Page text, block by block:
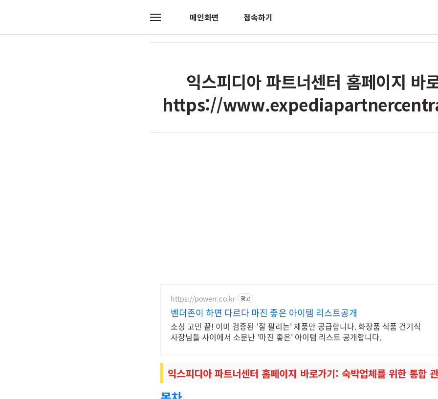
메인화면 접속하기
메
익스피디아 파트너센터 홈페이지 바
https://
https://powerr.co.kr 광고
벤더존이 하면 다르다 마진 좋은 아이템 리스트공개
소싱 고민 끝! 이미 검증된 '잘 팔리는' 제품만 공급합니다. 화장품 식품 건기식
사장님들 사이에서 소문난 '마진 좋은' 아이템 리스트 공개합니다.
익스피디아 파트너센터 홈페이지 바로가기: 숙박업체를 위한 통합